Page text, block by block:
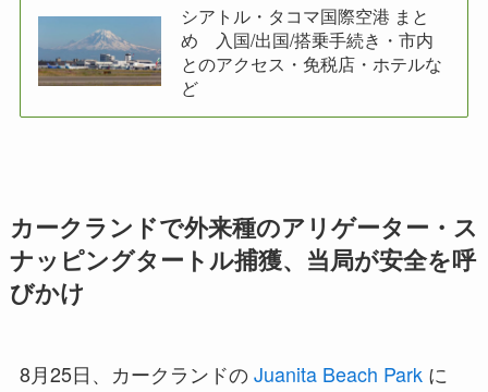
シアトル・タコマ国際空港 まと
め 入国/出国/搭乗手続き・市内
とのアクセス・免税店・ホテルな
ど
カークランドで外来種のアリゲーター・ス
ナッピングタートル捕獲、当局が安全を呼
びかけ
8月25日、カークランドのJuanita Beach Parkに